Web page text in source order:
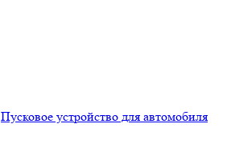
Пусковое устройство для автомобиля